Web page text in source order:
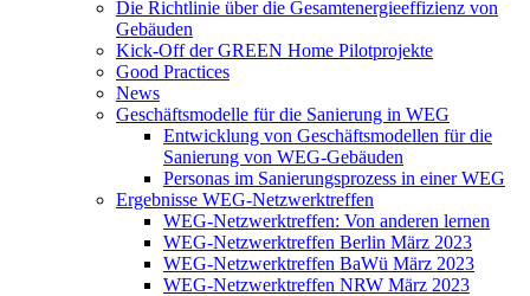
Die Richtlinie über die Gesamtenergieeffizienz von
Gebäuden
Kick-Off der GREEN Home Pilotprojekte
Good Practices
News
Geschäftsmodelle für die Sanierung in WEG
Entwicklung von Geschäftsmodellen für die
Sanierung von WEG-Gebäuden
Personas im Sanierungsprozess in einer WEG
Ergebnisse WEG-Netzwerktreffen
WEG-Netzwerktreffen: Von anderen lernen
WEG-Netzwerktreffen Berlin März 2023
WEG-Netzwerktreffen BaWü März 2023
WEG-Netzwerktreffen NRW März 2023